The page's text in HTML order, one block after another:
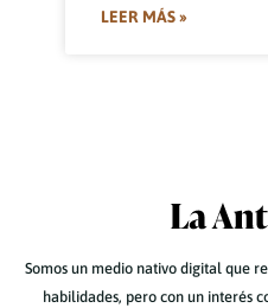
LEER MÁS »
Somos un medio nativo digital que
habilidades, pero con un interés